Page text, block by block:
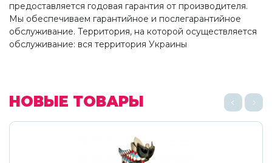
предоставляется годовая гарантия от производителя.
Мы обеспечиваем гарантийное и послегарантийное
обслуживание. Территория, на которой осуществляется
обслуживание: вся территория Украины
НОВЫЕ ТОВАРЫ